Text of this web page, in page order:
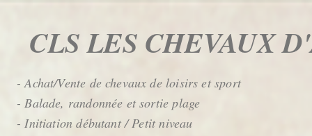
CLS LES CHEVAUX
- Achat/Vente de chevaux de loisirs et sport
- Balade, randonnée et sortie plage
- Initiation débutant / Petit niveau